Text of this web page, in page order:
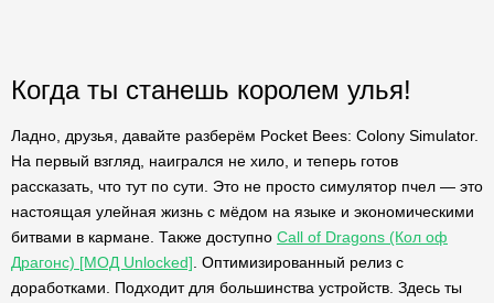
Когда ты станешь королем улья!
Ладно, друзья, давайте разберём Pocket Bees: Colony Simulator.
На первый взгляд, наигрался не хило, и теперь готов
рассказать, что тут по сути. Это не просто симулятор пчел — это
настоящая улейная жизнь с мёдом на языке и экономическими
битвами в кармане. Также доступно Call of Dragons (Кол оф
Драгонс) [МОД Unlocked] . Оптимизированный релиз с
доработками. Подходит для большинства устройств. Здесь ты